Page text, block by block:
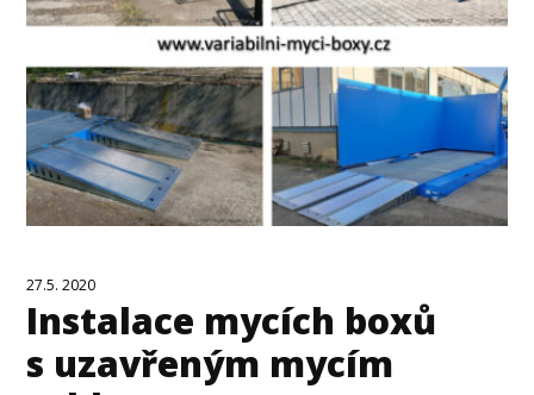
27.5. 2020
Instalace mycích boxů
s uzavřeným mycím